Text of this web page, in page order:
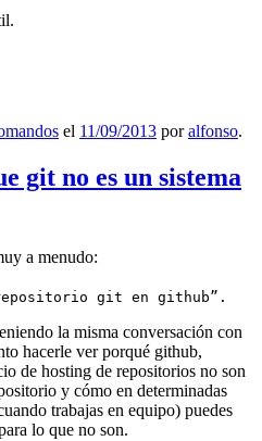
el 11/09/2013 poralfonso.
git no es un sistema
a menudo:
git en github”.
la misma conversación con
hacerle ver porqué github,
de hosting de repositorios no son
y cómo en determinadas
trabajas en equipo) puedes
lo que no son.